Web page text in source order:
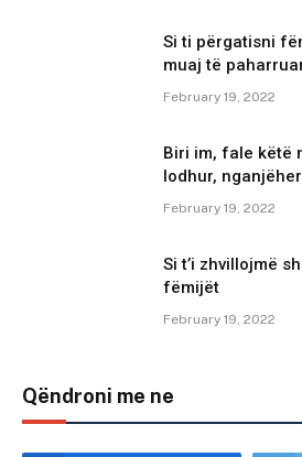
Si ti përgatisni
muaj të
February 19, 2022
Biri im, fale këtë
lodhur,
February 19, 2022
Si t’i zhvillojmë
fëmijët
February 19, 2022
Qëndroni me ne